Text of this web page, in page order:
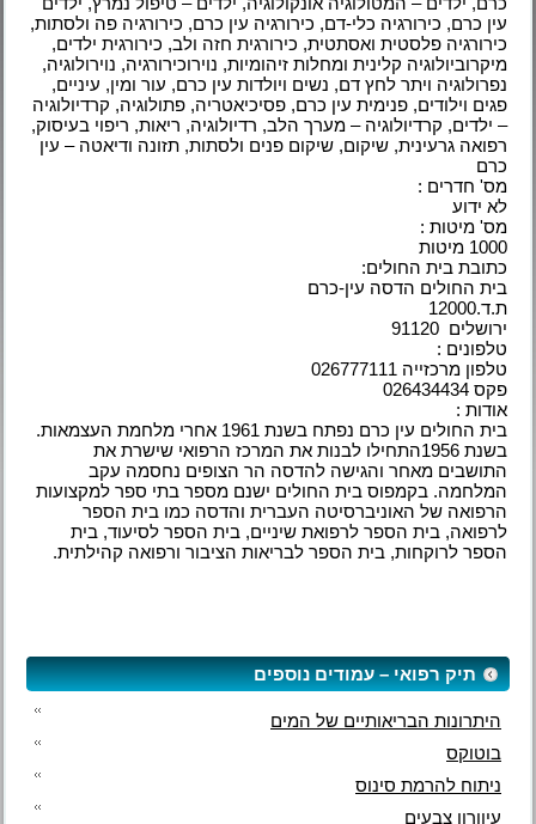
עין כרם, כירורגיה כלי-דם, כירורגיה עין כרם, כירורגיה פה ולסתות,
כירורגיה פלסטית ואסתטית, כירורגית חזה ולב, כירורגית ילדים,
מיקרוביולוגיה קלינית ומחלות זיהומיות, נוירוכירורגיה, נוירולוגיה,
נפרולוגיה ויתר לחץ דם, נשים ויולדות עין כרם, עור ומין, עיניים,
פגים וילודים, פנימית עין כרם, פסיכיאטריה, פתולוגיה, קרדיולוגיה
– ילדים, קרדיולוגיה – מערך הלב, רדיולוגיה, ריאות, ריפוי בעיסוק,
רפואה גרעינית, שיקום, שיקום פנים ולסתות, תזונה ודיאטה – עין
כרם
מס' חדרים :
לא ידוע
מס' מיטות :
1000 מיטות
כתובת בית החולים:
בית החולים הדסה עין-כרם
ת.ד.12000
ירושלים 91120
טלפונים :
טלפון מרכזייה 026777111
פקס 026434434
אודות :
בית החולים עין כרם נפתח בשנת 1961 אחרי מלחמת העצמאות.
בשנת 1956התחילו לבנות את המרכז הרפואי שישרת את
התושבים מאחר והגישה להדסה הר הצופים נחסמה עקב
המלחמה. בקמפוס בית החולים ישנם מספר בתי ספר למקצועות
הרפואה של האוניברסיטה העברית והדסה כמו בית הספר
לרפואה, בית הספר לרפואת שיניים, בית הספר לסיעוד, בית
הספר לרוקחות, בית הספר לבריאות הציבור ורפואה קהילתית.
תיק רפואי – עמודים נוספים
היתרונות הבריאותיים של המים
בוטוקס
ניתוח להרמת סינוס
עיוורון צבעים